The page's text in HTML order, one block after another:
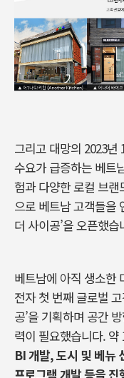
그리고 대망의 2023년
수요가 급증하는 베트
험과 다양한 로컬 브
으로 베트남 고객들을
더 사이공’을 오픈했습
베트남에 아직 생소한
전자 첫 번째 글로벌
공’을 기획하며 공간
력이 필요했습니다. 약
BI 개발, 도시 및 베뉴
프로그램 개발 등을